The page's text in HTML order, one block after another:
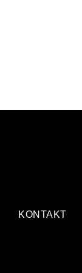
KONTAKT